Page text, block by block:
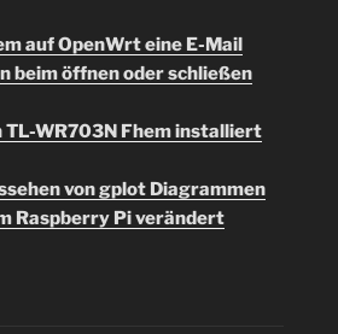
auf OpenWrt eine E-Mail
beim öffnen oder schließen
TL-WR703N Fhem installiert
von gplot Diagrammen
Raspberry Pi verändert